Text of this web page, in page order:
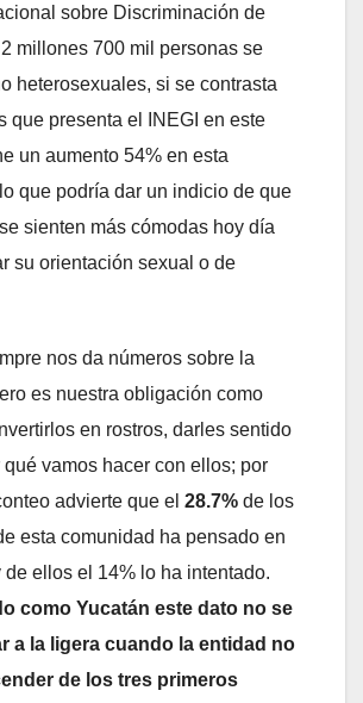
sobre Discriminación de
millones 700 mil personas se
heterosexuales, si se contrasta
que presenta el INEGI en este
un aumento 54% en esta
que podría dar un indicio de que
sienten más cómodas hoy día
su orientación sexual o de
nos da números sobre la
es nuestra obligación como
en rostros, darles sentido
qué vamos hacer con ellos; por
advierte que el 28.7% de los
esta comunidad ha pensado en
de ellos el 14% lo ha intentado.
como Yucatán este dato no se
a la ligera cuando la entidad no
de los tres primeros